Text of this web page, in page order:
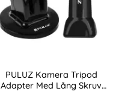
PULUZ Kamera Tripod
Adapter Med Lång Skruv